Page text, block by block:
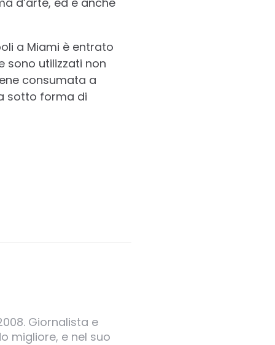
a Miami è entrato
sono utilizzati non
consumata a
sotto forma di
Giornalista e
migliore, e nel suo